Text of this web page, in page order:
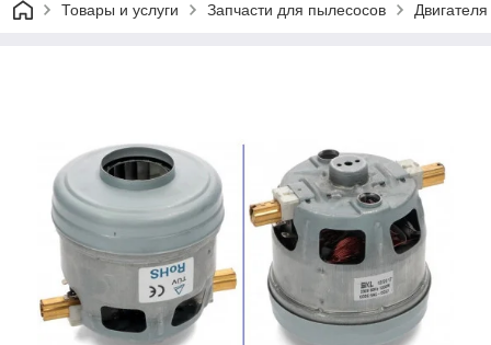
Товары и услуги Запчасти для пылесосов